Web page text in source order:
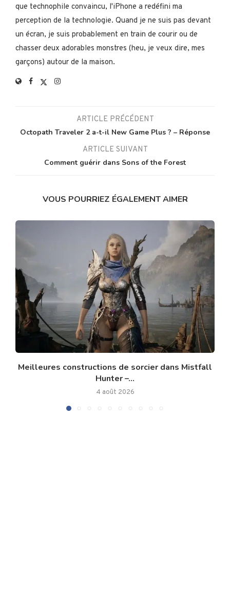
que technophile convaincu, l'iPhone a redéfini ma
perception de la technologie. Quand je ne suis pas devant
un écran, je suis probablement en train de courir ou de
chasser deux adorables monstres (heu, je veux dire, mes
garçons) autour de la maison.
ARTICLE PRÉCÉDENT
Octopath Traveler 2 a-t-il New Game Plus ? – Réponse
ARTICLE SUIVANT
Comment guérir dans Sons of the Forest
VOUS POURRIEZ ÉGALEMENT AIMER
Meilleures constructions de sorcier dans Mistfall
Hunter –...
4 août 2026